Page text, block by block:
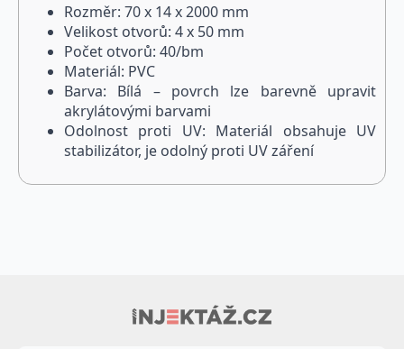
Rozměr: 70 x 14 x 2000 mm
Velikost otvorů: 4 x 50 mm
Počet otvorů: 40/bm
Materiál: PVC
Barva: Bílá – povrch lze barevně upravit
akrylátovými barvami
Odolnost proti UV: Materiál obsahuje UV
stabilizátor, je odolný proti UV záření